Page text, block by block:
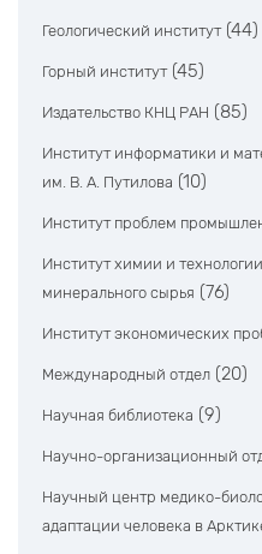
Геологический институт (44)
Горный институт (45)
Издательство КНЦ РАН (85)
Институт информатики и
им. В. А. Путилова (10)
Институт проблем
Институт химии и
минерального сырья (76)
Институт экономических
Международный отдел (20)
Научная библиотека (9)
Научно-организационный
Научный центр медико-
адаптации человека в